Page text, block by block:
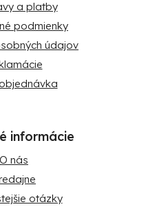
a platby
podmienky
údajov
informácie
O nás
otázky